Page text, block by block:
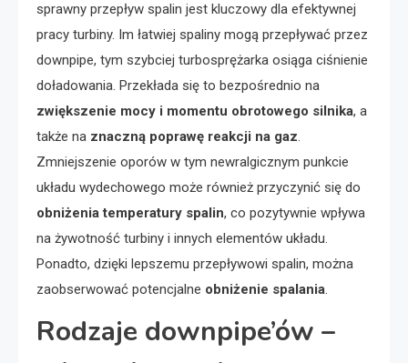
sprawny przepływ spalin jest kluczowy dla efektywnej
pracy turbiny. Im łatwiej spaliny mogą przepływać przez
downpipe, tym szybciej turbosprężarka osiąga ciśnienie
doładowania. Przekłada się to bezpośrednio na
zwiększenie mocy i momentu obrotowego silnika, a
także na znaczną poprawę reakcji na gaz.
Zmniejszenie oporów w tym newralgicznym punkcie
układu wydechowego może również przyczynić się do
obniżenia temperatury spalin, co pozytywnie wpływa
na żywotność turbiny i innych elementów układu.
Ponadto, dzięki lepszemu przepływowi spalin, można
zaobserwować potencjalne obniżenie spalania.
Rodzaje downpipe’ów –